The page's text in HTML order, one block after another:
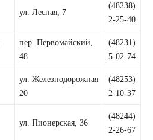
ул. Лесная, 7
(48238)
2-25-40
пер. Первомайский,
48
(48231)
5-02-74
ул. Железнодорожная
20
(48253)
2-10-37
ул. Пионерская, 36
(48244)
2-26-67